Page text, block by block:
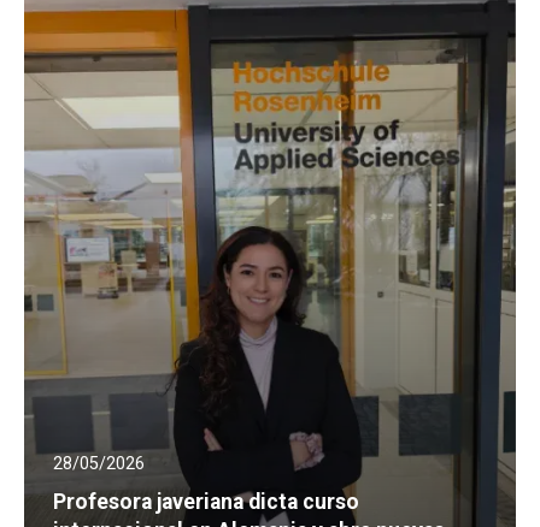
28/05/2026
Profesora javeriana dicta curso